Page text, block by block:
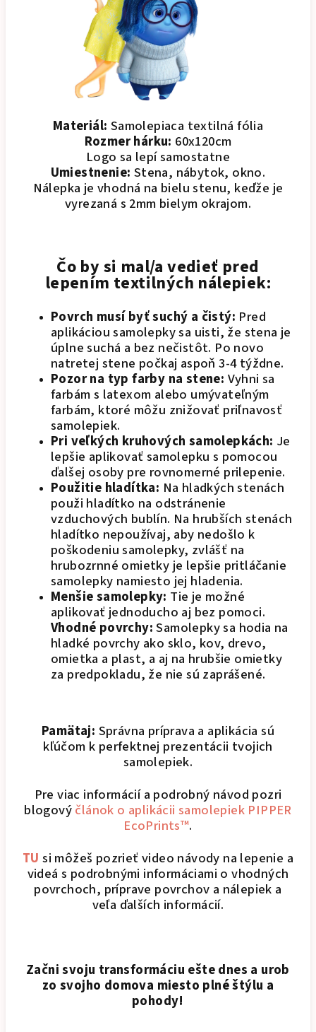
Materiál: Samolepiaca textilná fólia
Rozmer hárku: 60x120cm
Logo sa lepí samostatne
Umiestnenie: Stena, nábytok, okno.
Nálepka je vhodná na bielu stenu, keďže je
vyrezaná s 2mm bielym okrajom.
Čo by si mal/a vedieť pred
lepením textilných nálepiek:
Povrch musí byť suchý a čistý: Pred
aplikáciou samolepky sa uisti, že stena je
úplne suchá a bez nečistôt. Po novo
natretej stene počkaj aspoň 3-4 týždne.
Pozor na typ farby na stene: Vyhni sa
farbám s latexom alebo umývateľným
farbám, ktoré môžu znižovať priľnavosť
samolepiek.
Pri veľkých kruhových samolepkách: Je
lepšie aplikovať samolepku s pomocou
ďalšej osoby pre rovnomerné prilepenie.
Použitie hladítka: Na hladkých stenách
použi hladítko na odstránenie
vzduchových bublín. Na hrubších stenách
hladítko nepoužívaj, aby nedošlo k
poškodeniu samolepky, zvlášť na
hrubozrnné omietky je lepšie pritláčanie
samolepky namiesto jej hladenia.
Menšie samolepky: Tie je možné
aplikovať jednoducho aj bez pomoci.
Vhodné povrchy:Samolepky sa hodia na
hladké povrchy ako sklo, kov, drevo,
omietka a plast, a aj na hrubšie omietky
za predpokladu, že nie sú zaprášené.
Pamätaj: Správna príprava a aplikácia sú
kľúčom k perfektnej prezentácii tvojich
samolepiek.
Pre viac informácií a podrobný návod pozri
blogovýčlánok o aplikácii samolepiek PIPPER
EcoPrints™.
TU si môžeš pozrieť video návody na lepenie a
videá s podrobnými informáciami o vhodných
povrchoch, príprave povrchov a nálepiek a
veľa ďalších informácií.
Začni svoju transformáciu ešte dnes a urob
zo svojho domova miesto plné štýlu a
pohody!